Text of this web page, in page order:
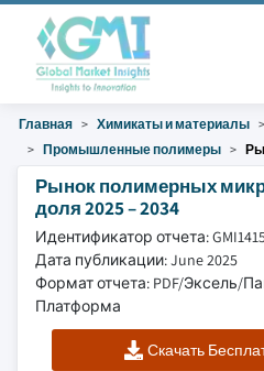
Главная Химикаты и материалы
Промышленные полимеры
Рынок полимерных
доля 2025 – 2034
Идентификатор отчета:
Дата публикации: June 2025
Формат отчета: PDF/Эксель/
Платформа
Скачать